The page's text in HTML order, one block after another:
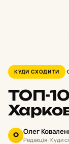
КУДИ СХОДИТИ
ТОП-
О Олег
Редакція · Куди